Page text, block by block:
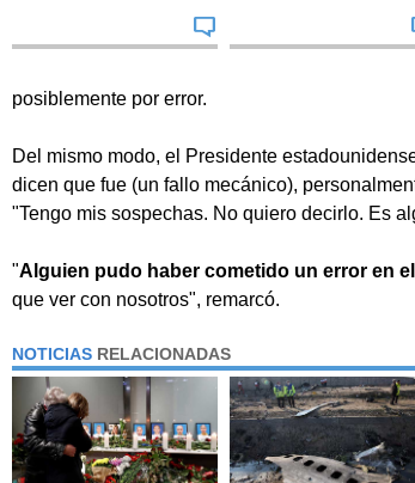
posiblemente por error.
Del mismo modo, el Presidente
dicen que fue (un fallo mecánico),
"Tengo mis sospechas. No quiero decirlo. Es
"Alguien pudo haber cometido un error en
que ver con nosotros", remarcó.
NOTICIAS RELACIONADAS